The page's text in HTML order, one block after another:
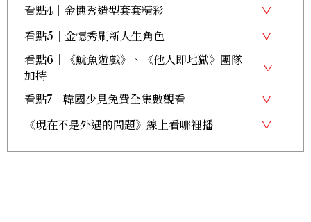
看點4｜金憓秀造型套套精彩
看點5｜金憓秀刷新人生角色
看點6｜《魷魚遊戲》、《他人即地獄》團隊
加持
看點7｜韓國少見免費全集數觀看
《現在不是外遇的問題》線上看哪裡播